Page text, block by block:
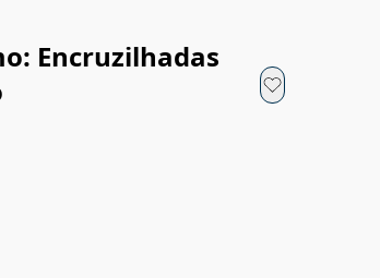
Encruzilhadas